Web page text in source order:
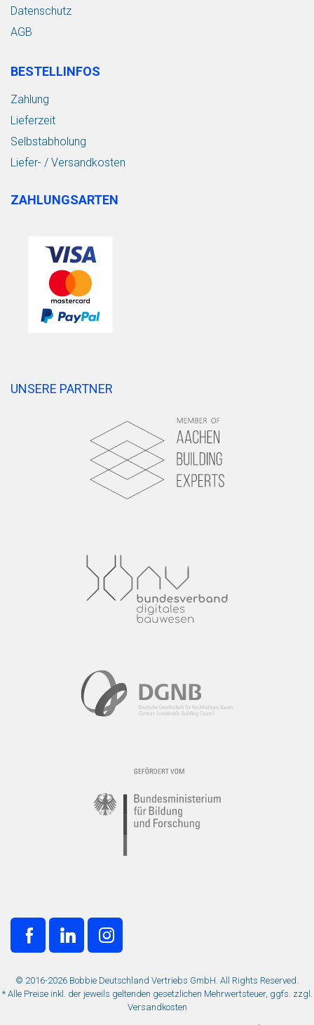
Datenschutz
AGB
BESTELLINFOS
Zahlung
Lieferzeit
Selbstabholung
Liefer- / Versandkosten
ZAHLUNGSARTEN
UNSERE PARTNER
© 2016-2026 Bobbie Deutschland Vertriebs GmbH. All Rights Reserved.
* Alle Preise inkl. der jeweils geltenden gesetzlichen Mehrwertsteuer, ggfs. zzgl.
Versandkosten